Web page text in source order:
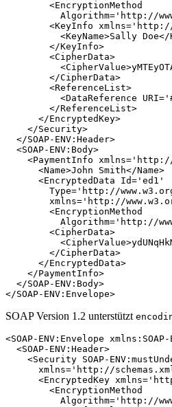
        <EncryptionMethod
Algorithm='http://
<KeyInfo
<KeyName>Sally
        </KeyInfo>
        <CipherData>
        </CipherData>
        <ReferenceList>
<DataReference
        </ReferenceList>
      </EncryptedKey>
    </Security>
  </SOAP-ENV:Header>
  <SOAP-ENV:Body>
<PaymentInfo
      <Name>John Smith</Name>
      <EncryptedData Id='ed1'
Type='http://
xmlns='http://
        <EncryptionMethod
Algorithm='http://
        <CipherData>
        </CipherData>
      </EncryptedData>
    </PaymentInfo>
  </SOAP-ENV:Body>
SOAP Version 1.2 unterstützt
<SOAP-ENV:Envelope
  <SOAP-ENV:Header>
<Security SOAP-
xmlns='http://
<EncryptedKey
        <EncryptionMethod
Algorithm='http://